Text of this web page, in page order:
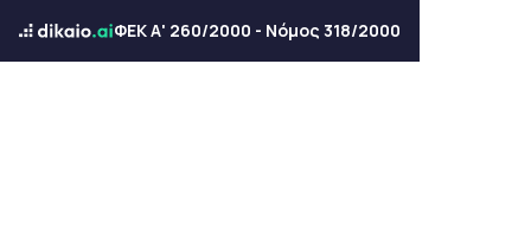
ΦΕΚ Α' 260/2000 - Νόμος 318/2000